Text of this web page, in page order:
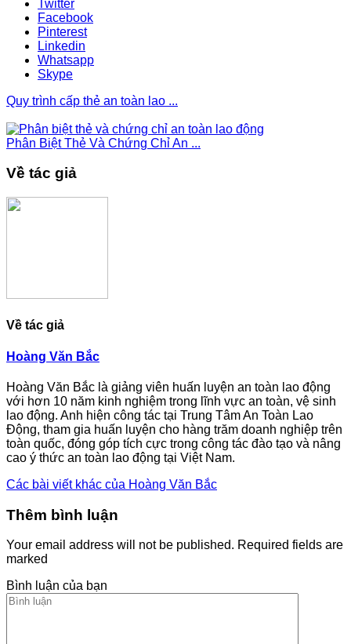
Twitter
Facebook
Pinterest
Linkedin
Whatsapp
Skype
Quy trình cấp thẻ an toàn lao ...
Phân Biệt Thẻ Và Chứng Chỉ An ...
Về tác giả
Về tác giả
Hoàng Văn Bắc
Hoàng Văn Bắc là giảng viên huấn luyện an toàn lao động
với hơn 10 năm kinh nghiệm trong lĩnh vực an toàn, vệ sinh
lao động. Anh hiện công tác tại Trung Tâm An Toàn Lao
Động, tham gia huấn luyện cho hàng trăm doanh nghiệp trên
toàn quốc, đóng góp tích cực trong công tác đào tạo và nâng
cao ý thức an toàn lao động tại Việt Nam.
Các bài viết khác của Hoàng Văn Bắc
Thêm bình luận
Your email address will not be published. Required fields are
marked
Bình luận của bạn